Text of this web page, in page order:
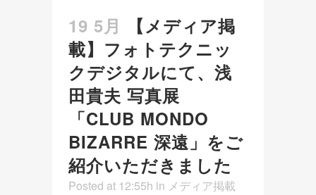
19 5月
【メディア掲
載】フォトテクニッ
クデジタルにて、浅
田貴夫 写真展
「CLUB MONDO
BIZARRE 深遠」をご
紹介いただきました
Posted at 12:55h in メディア掲載